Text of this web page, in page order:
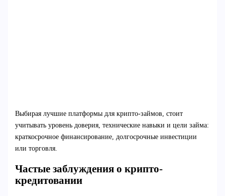
Выбирая лучшие платформы для крипто-займов, стоит
учитывать уровень доверия, технические навыки и цели займа:
краткосрочное финансирование, долгосрочные инвестиции
или торговля.
Частые заблуждения о крипто-
кредитовании